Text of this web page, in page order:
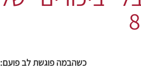
כשהבמה פוגשת לב פועם: